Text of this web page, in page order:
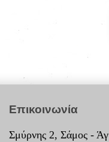
Επικοινωνία
Σμύρνης 2, Σάμος -